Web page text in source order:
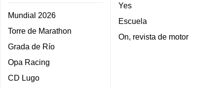
Mundial 2026
Torre de Marathon
Grada de Río
Opa Racing
CD Lugo
Yes
Escuela
On, revista de motor